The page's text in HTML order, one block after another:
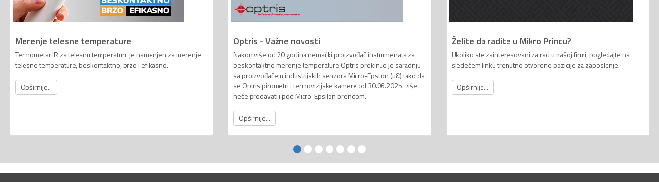
Merenje telesne temperature
Termometar IR za telesnu temperaturu je namenjen za merenje
telesne temperature, beskontaktno, brzo i efikasno.
Opširnije...
Optris - Važne novosti
Nakon više od 20 godina nemački proizvođač instrumenata za
beskontaktno merenje temperature Optris prekinuo je saradnju
sa proizvođačem industrijskih senzora Micro-Epsilon (µƐ) tako da
se Optris pirometri i termovizijske kamere od 30.06.2025. više
neće prodavati i pod Micro-Epsilon brendom.
Opširnije...
Želite da radite u Mikro Princu?
Ukoliko ste zainteresovani za rad u našoj firmi, pogledajte na
sledećem linku trenutno otvorene pozicije za zaposlenje.
Opširnije...